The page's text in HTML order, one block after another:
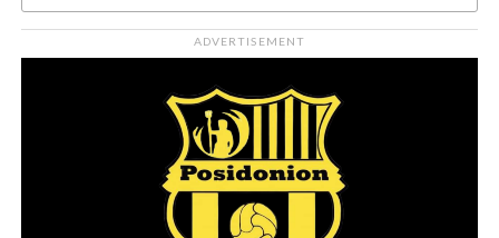
ADVERTISEMENT